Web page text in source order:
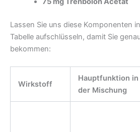
Lassen Sie uns diese Komponenten
Tabelle aufschlüsseln, damit Sie
bekommen:
Wirkstoff
Hauptfunktion in
der Mischung